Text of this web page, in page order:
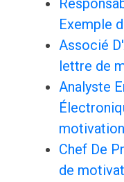
Exemple
Associé
lettre de
Analyste
motivation
Chef De
de